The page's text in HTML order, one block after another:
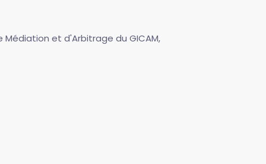
Médiation et d'Arbitrage du GICAM,